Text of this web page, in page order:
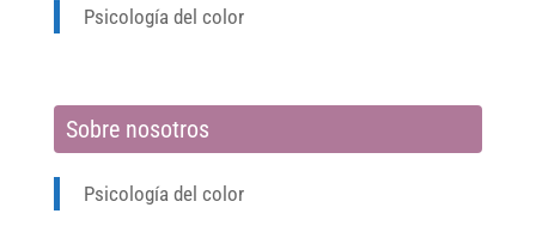
Psicología del color
Sobre nosotros
Psicología del color